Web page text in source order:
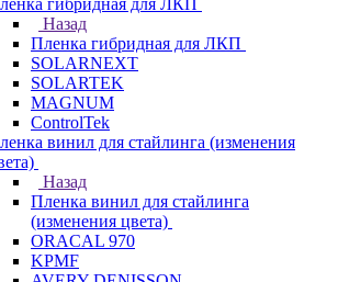
гибридная для ЛКП
Назад
Пленка гибридная для ЛКП
SOLARNEXT
SOLARTEK
MAGNUM
ControlTek
винил для стайлинга (изменения
Назад
Пленка винил для стайлинга
(изменения цвета)
ORACAL 970
KPMF